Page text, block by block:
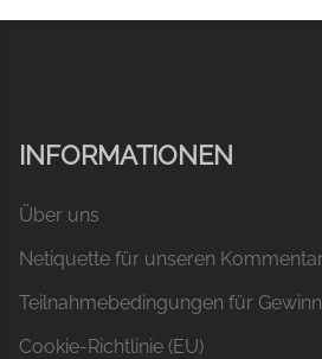
INFORMATIONEN
Über uns
Netiquette für unseren
Teilnahmebedingungen für
Cookie-Richtlinie (EU)